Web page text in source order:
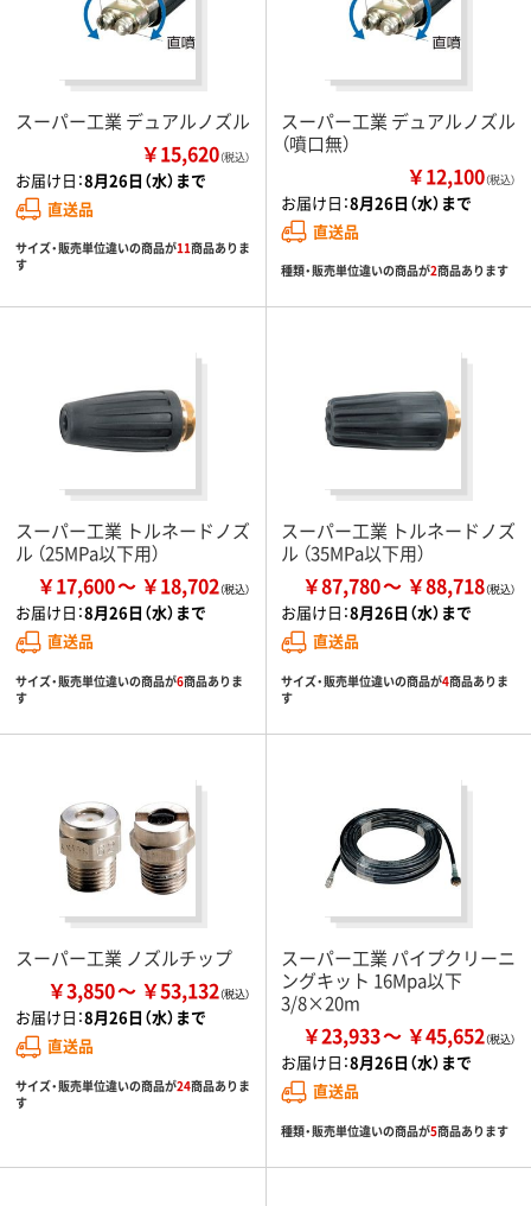
スーパー工業 デュアルノズル
￥15,620（税込）
お届け日：8月26日（水）まで
直送品
サイズ・販売単位違いの商品が11商品ありま
す
スーパー工業 デュアルノズル
（噴口無）
￥12,100（税込）
お届け日：8月26日（水）まで
直送品
種類・販売単位違いの商品が2商品あります
スーパー工業 トルネードノズ
ル （25MPa以下用）
￥17,600 ￥18,702
お届け日：8月26日（水）まで
直送品
サイズ・販売単位違いの商品が6商品ありま
す
スーパー工業 トルネードノズ
ル （35MPa以下用）
￥87,780 ￥88,718
お届け日：8月26日（水）まで
直送品
サイズ・販売単位違いの商品が4商品ありま
す
スーパー工業 ノズルチップ
￥3,850 ￥53,132
お届け日：8月26日（水）まで
直送品
サイズ・販売単位違いの商品が24商品ありま
す
スーパー工業 パイプクリーニ
ングキット 16Mpa以下
3/8×20m
￥23,933 ￥45,652
お届け日：8月26日（水）まで
直送品
種類・販売単位違いの商品が5商品あります